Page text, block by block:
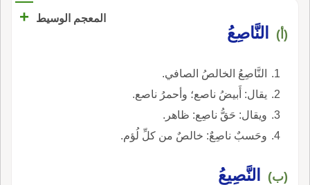
المعجم الوسيط +
(أ) النَّاصِعُ
النَّاصِعُ الخالصُ الصافي.
يقال: أَبيضُ ناصع؛ وأحمرُ ناصع.
ويقال: حَقُّ ناصِع: ظاهر.
وحَسبٌ ناصِعٌ: خالصٌ من كلِّ لُؤم.
(ب) النَّصِيعُ